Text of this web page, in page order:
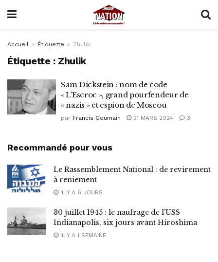
Accueil Étiquette Zhulik
Étiquette : Zhulik
Sam Dickstein : nom de code
« L’Escroc », grand pourfendeur de
« nazis » et espion de Moscou
par Francis Goumain 21 MARS 2024 3
Recommandé pour vous
Le Rassemblement National : de revirement
à reniement
IL Y A 6 JOURS
30 juillet 1945 : le naufrage de l’USS
Indianapolis, six jours avant Hiroshima
IL Y A 1 SEMAINE